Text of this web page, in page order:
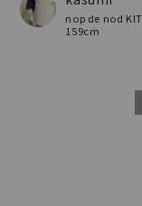
nop de nod
159cm